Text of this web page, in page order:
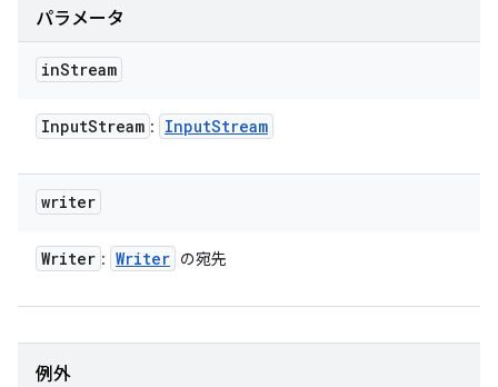
パラメータ
inStream
InputStream : InputStream
writer
Writer : Writer の宛先
例外